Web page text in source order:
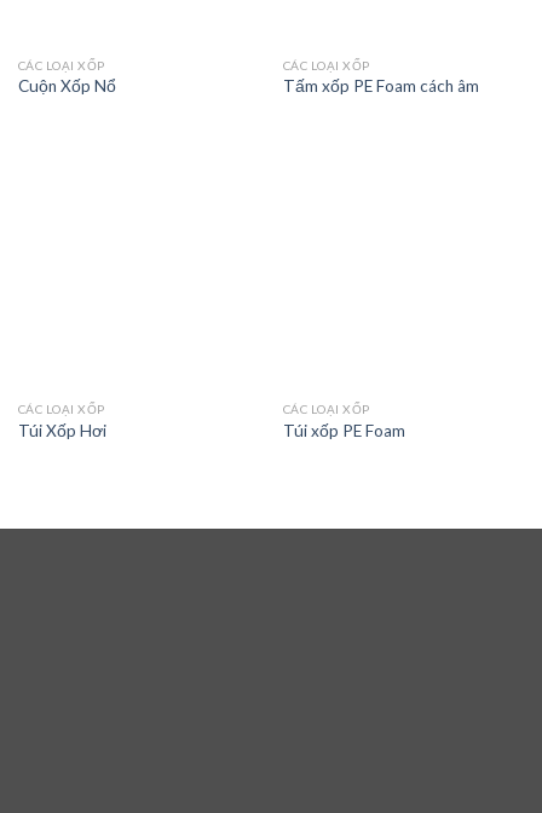
CÁC LOẠI XỐP
Cuộn Xốp Nổ
CÁC LOẠI XỐP
Tấm xốp PE Foam cách âm
CÁC LOẠI XỐP
Túi Xốp Hơi
CÁC LOẠI XỐP
Túi xốp PE Foam